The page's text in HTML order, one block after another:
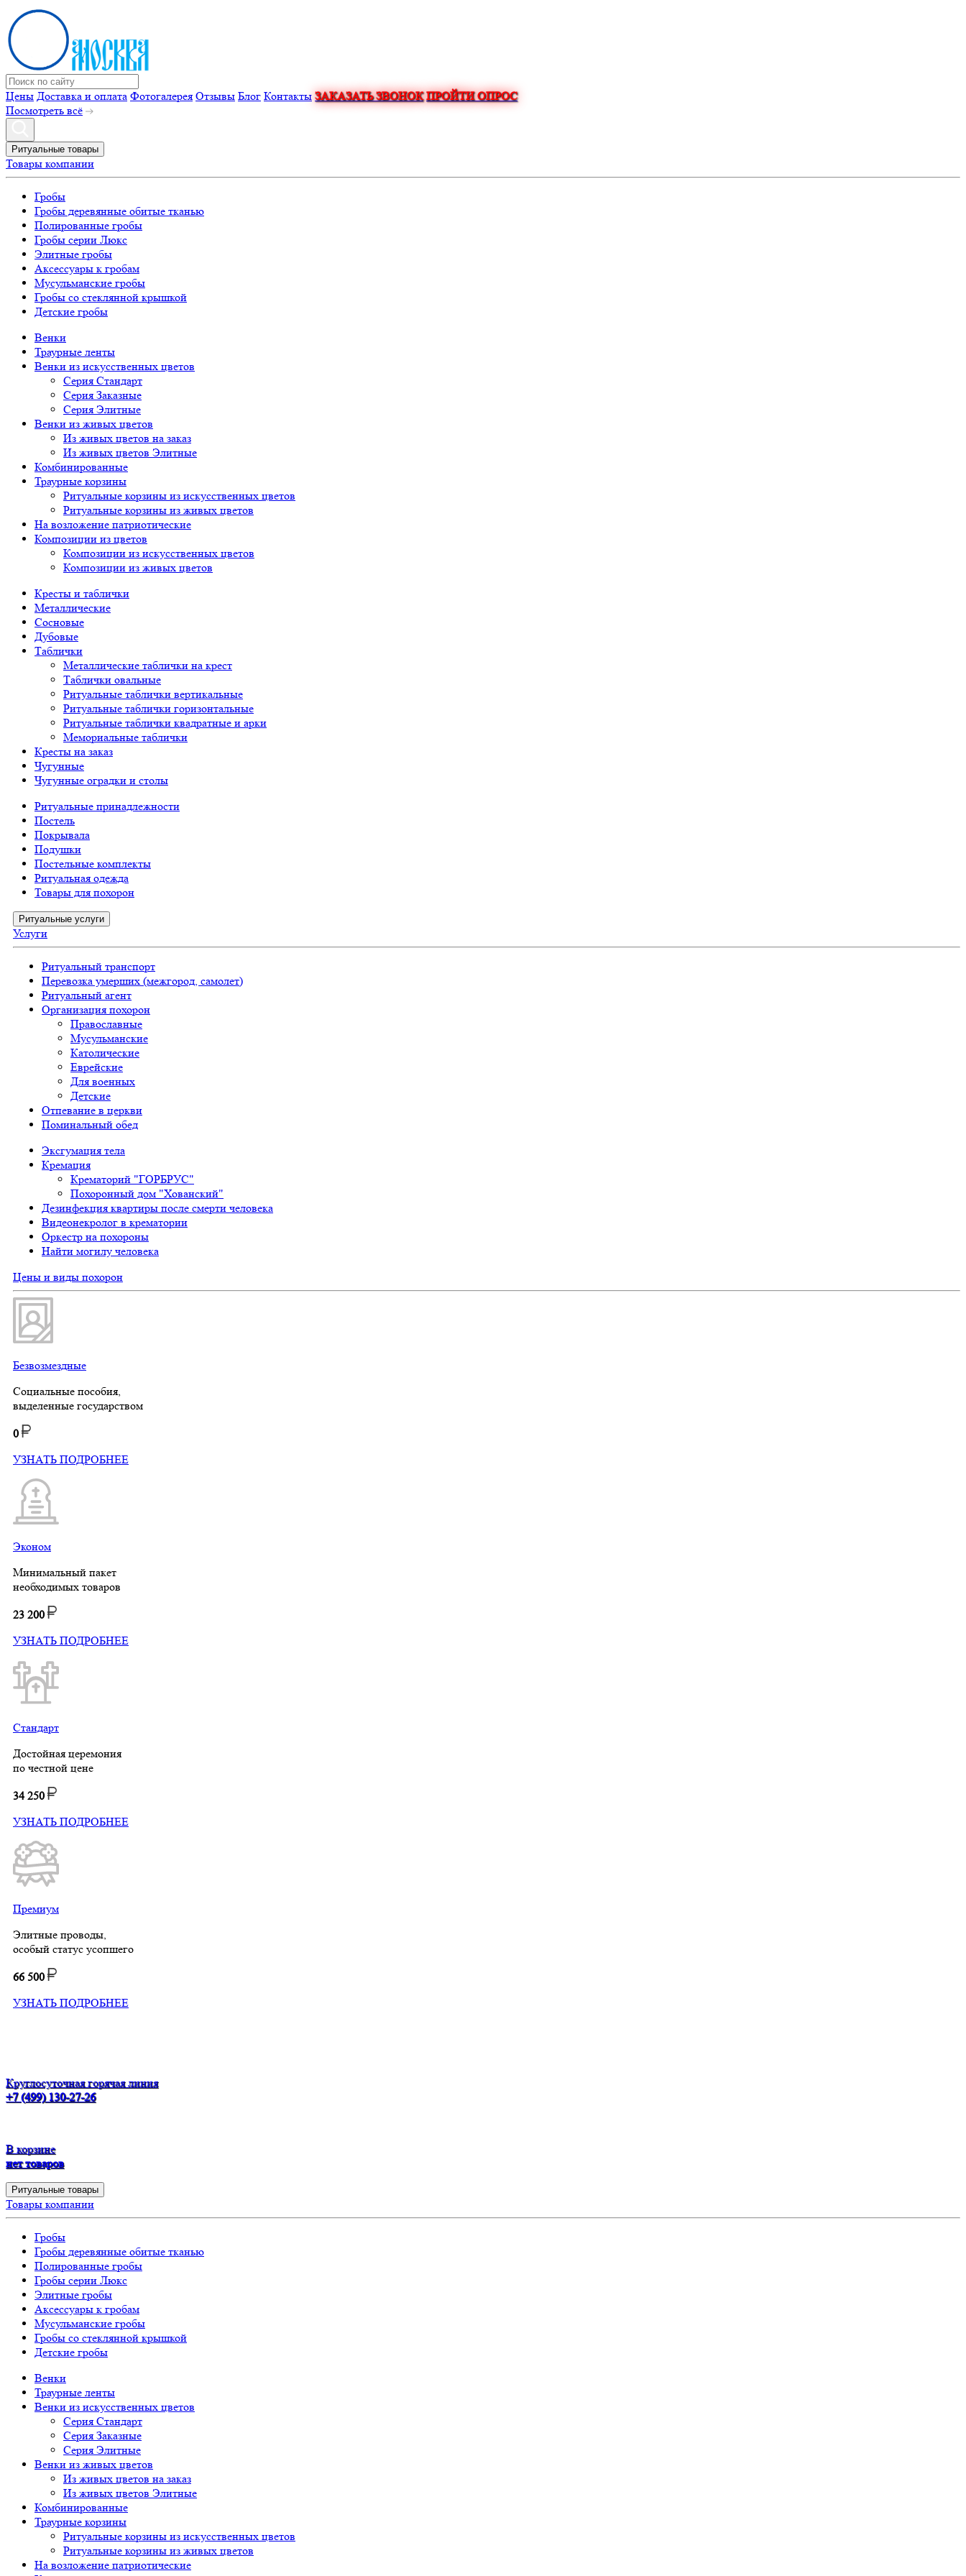
Цены Доставка и оплата Фотогалерея Отзывы Блог Контакты ЗАКАЗАТЬ ЗВОНОК ПРОЙТИ ОПРОС
Посмотреть всё
Ритуальные товары
Товары компании
Гробы
Гробы деревянные обитые тканью
Полированные гробы
Гробы серии Люкс
Элитные гробы
Аксессуары к гробам
Мусульманские гробы
Гробы со стеклянной крышкой
Детские гробы
Венки
Траурные ленты
Венки из искусственных цветов
Серия Стандарт
Серия Заказные
Серия Элитные
Венки из живых цветов
Из живых цветов на заказ
Из живых цветов Элитные
Комбинированные
Траурные корзины
Ритуальные корзины из искусственных цветов
Ритуальные корзины из живых цветов
На возложение патриотические
Композиции из цветов
Композиции из искусственных цветов
Композиции из живых цветов
Кресты и таблички
Металлические
Сосновые
Дубовые
Таблички
Металлические таблички на крест
Таблички овальные
Ритуальные таблички вертикальные
Ритуальные таблички горизонтальные
Ритуальные таблички квадратные и арки
Мемориальные таблички
Кресты на заказ
Чугунные
Чугунные оградки и столы
Ритуальные принадлежности
Постель
Покрывала
Подушки
Постельные комплекты
Ритуальная одежда
Товары для похорон
Ритуальные услуги
Услуги
Ритуальный транспорт
Перевозка умерших (межгород, самолет)
Ритуальный агент
Организация похорон
Православные
Мусульманские
Католические
Еврейские
Для военных
Детские
Отпевание в церкви
Поминальный обед
Эксгумация тела
Кремация
Крематорий "ГОРБРУС"
Похоронный дом "Хованский"
Дезинфекция квартиры после смерти человека
Видеонекролог в крематории
Оркестр на похороны
Найти могилу человека
Цены и виды похорон
Безвозмездные
Социальные пособия,
выделенные государством
0
УЗНАТЬ ПОДРОБНЕЕ
Эконом
Минимальный пакет
необходимых товаров
23 200
УЗНАТЬ ПОДРОБНЕЕ
Стандарт
Достойная церемония
по честной цене
34 250
УЗНАТЬ ПОДРОБНЕЕ
Премиум
Элитные проводы,
особый статус усопшего
66 500
УЗНАТЬ ПОДРОБНЕЕ
Круглосуточная горячая линия
+7 (499) 130-27-26
В корзине
нет товаров
Ритуальные товары
Товары компании
Гробы
Гробы деревянные обитые тканью
Полированные гробы
Гробы серии Люкс
Элитные гробы
Аксессуары к гробам
Мусульманские гробы
Гробы со стеклянной крышкой
Детские гробы
Венки
Траурные ленты
Венки из искусственных цветов
Серия Стандарт
Серия Заказные
Серия Элитные
Венки из живых цветов
Из живых цветов на заказ
Из живых цветов Элитные
Комбинированные
Траурные корзины
Ритуальные корзины из искусственных цветов
Ритуальные корзины из живых цветов
На возложение патриотические